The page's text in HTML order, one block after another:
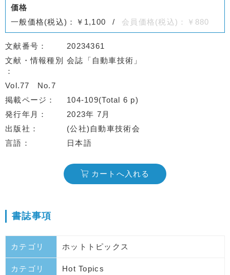
価格
一般価格(税込)：￥1,100
会員価格(税込)：￥880
文献番号
20234361
文献・情報種別
会誌「自動車技術」
Vol.77
No.7
掲載ページ
104-109(Total 6 p)
発行年月
2023年 7月
出版社
(公社)自動車技術会
言語
日本語
カートへ入れる
書誌事項
カテゴリ ホットトピックス
カテゴリ
Hot Topics